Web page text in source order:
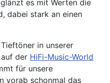
es mit Werten die
dabei stark an einen
in unserer
der HiFi-Music-World
für unsere
vorab schonmal das